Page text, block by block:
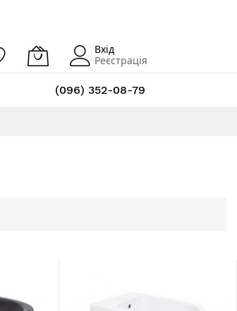
Вхід
Реєстрація
(096) 352-08-79